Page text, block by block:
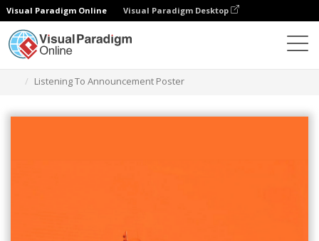
Visual Paradigm Online Visual Paradigm Desktop
Listening To Announcement Poster